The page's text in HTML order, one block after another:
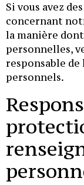
Si vous avez
concernant
la manière
personnelles,
responsable
personnels.